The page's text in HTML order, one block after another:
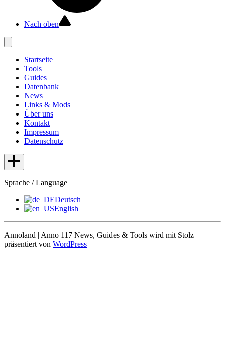
Nach oben
Startseite
Tools
Guides
Datenbank
News
Links & Mods
Über uns
Kontakt
Impressum
Datenschutz
Sprache / Language
Deutsch
English
Annoland | Anno 117 News, Guides & Tools wird mit Stolz
präsentiert von WordPress